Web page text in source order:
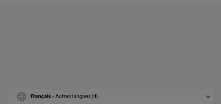
Français - Autres langues (4)